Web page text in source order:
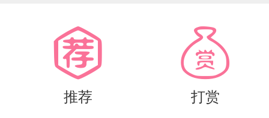
滚带爬，十条小触手跑出了残影。身
嗤:“小东西逃得还挺快。”桑雾很气愤
要“报仇”！！-闻经贺患有失忆症和“随
推荐 打赏